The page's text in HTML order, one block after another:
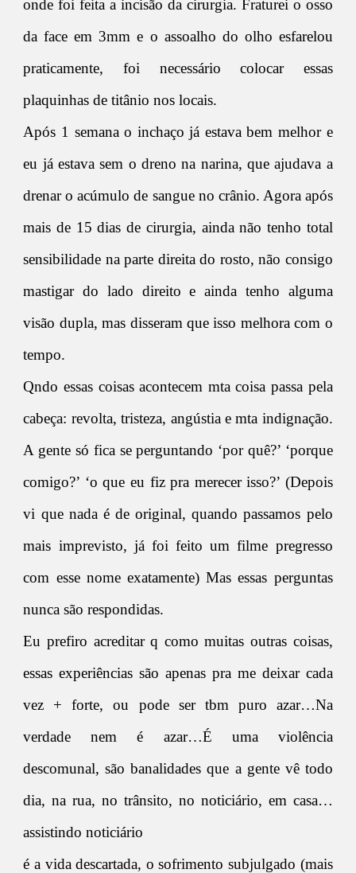
onde foi feita a incisão da cirurgia. Fraturei o osso
da face em 3mm e o assoalho do olho esfarelou
praticamente, foi necessário colocar essas
plaquinhas de titânio nos locais.
Após 1 semana o inchaço já estava bem melhor e
eu já estava sem o dreno na narina, que ajudava a
drenar o acúmulo de sangue no crânio. Agora após
mais de 15 dias de cirurgia, ainda não tenho total
sensibilidade na parte direita do rosto, não consigo
mastigar do lado direito e ainda tenho alguma
visão dupla, mas disseram que isso melhora com o
tempo.
Qndo essas coisas acontecem mta coisa passa pela
cabeça: revolta, tristeza, angústia e mta indignação.
A gente só fica se perguntando ‘por quê?’ ‘porque
comigo?’ ‘o que eu fiz pra merecer isso?’ (Depois
vi que nada é de original, quando passamos pelo
mais imprevisto, já foi feito um filme pregresso
com esse nome exatamente) Mas essas perguntas
nunca são respondidas.
Eu prefiro acreditar q como muitas outras coisas,
essas experiências são apenas pra me deixar cada
vez + forte, ou pode ser tbm puro azar…Na
verdade nem é azar…É uma violência
descomunal, são banalidades que a gente vê todo
dia, na rua, no trânsito, no noticiário, em casa…
assistindo noticiário
é a vida descartada, o sofrimento subjulgado (mais